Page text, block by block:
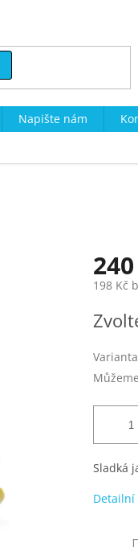
Napište nám
198 Kč
cena:
Varianta
Sladká